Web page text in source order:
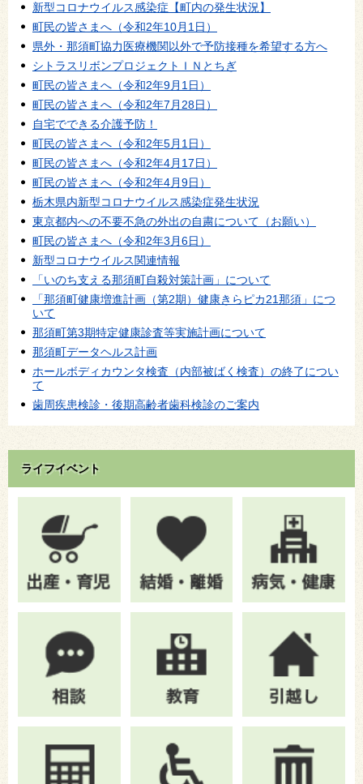
新型コロナウイルス感染症【町内の発生状況】
町民の皆さまへ（令和2年10月1日）
県外・那須町協力医療機関以外で予防接種を希望する方へ
シトラスリボンプロジェクトＩＮとちぎ
町民の皆さまへ（令和2年9月1日）
町民の皆さまへ（令和2年7月28日）
自宅でできる介護予防！
町民の皆さまへ（令和2年5月1日）
町民の皆さまへ（令和2年4月17日）
町民の皆さまへ（令和2年4月9日）
栃木県内新型コロナウイルス感染症発生状況
東京都内への不要不急の外出の自粛について（お願い）
町民の皆さまへ（令和2年3月6日）
新型コロナウイルス関連情報
「いのち支える那須町自殺対策計画」について
「那須町健康増進計画（第2期）健康きらピカ21那須」につ
いて
那須町第3期特定健康診査等実施計画について
那須町データヘルス計画
ホールボディカウンタ検査（内部被ばく検査）の終了につい
て
歯周疾患検診・後期高齢者歯科検診のご案内
ライフイベント